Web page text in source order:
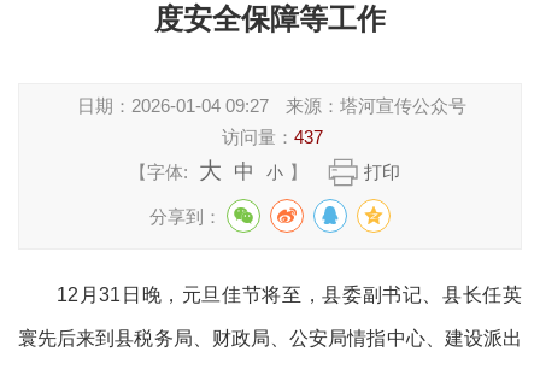
度安全保障等工作
日期： 2026-01-04 09:27 来源：塔河宣传公众号
访问量： 437
【字体:
大 中 小 】 打印
分享到：
12月31日晚，元旦佳节将至，县委副书记、县长任英
寰先后来到县税务局、财政局、公安局情指中心、建设派出